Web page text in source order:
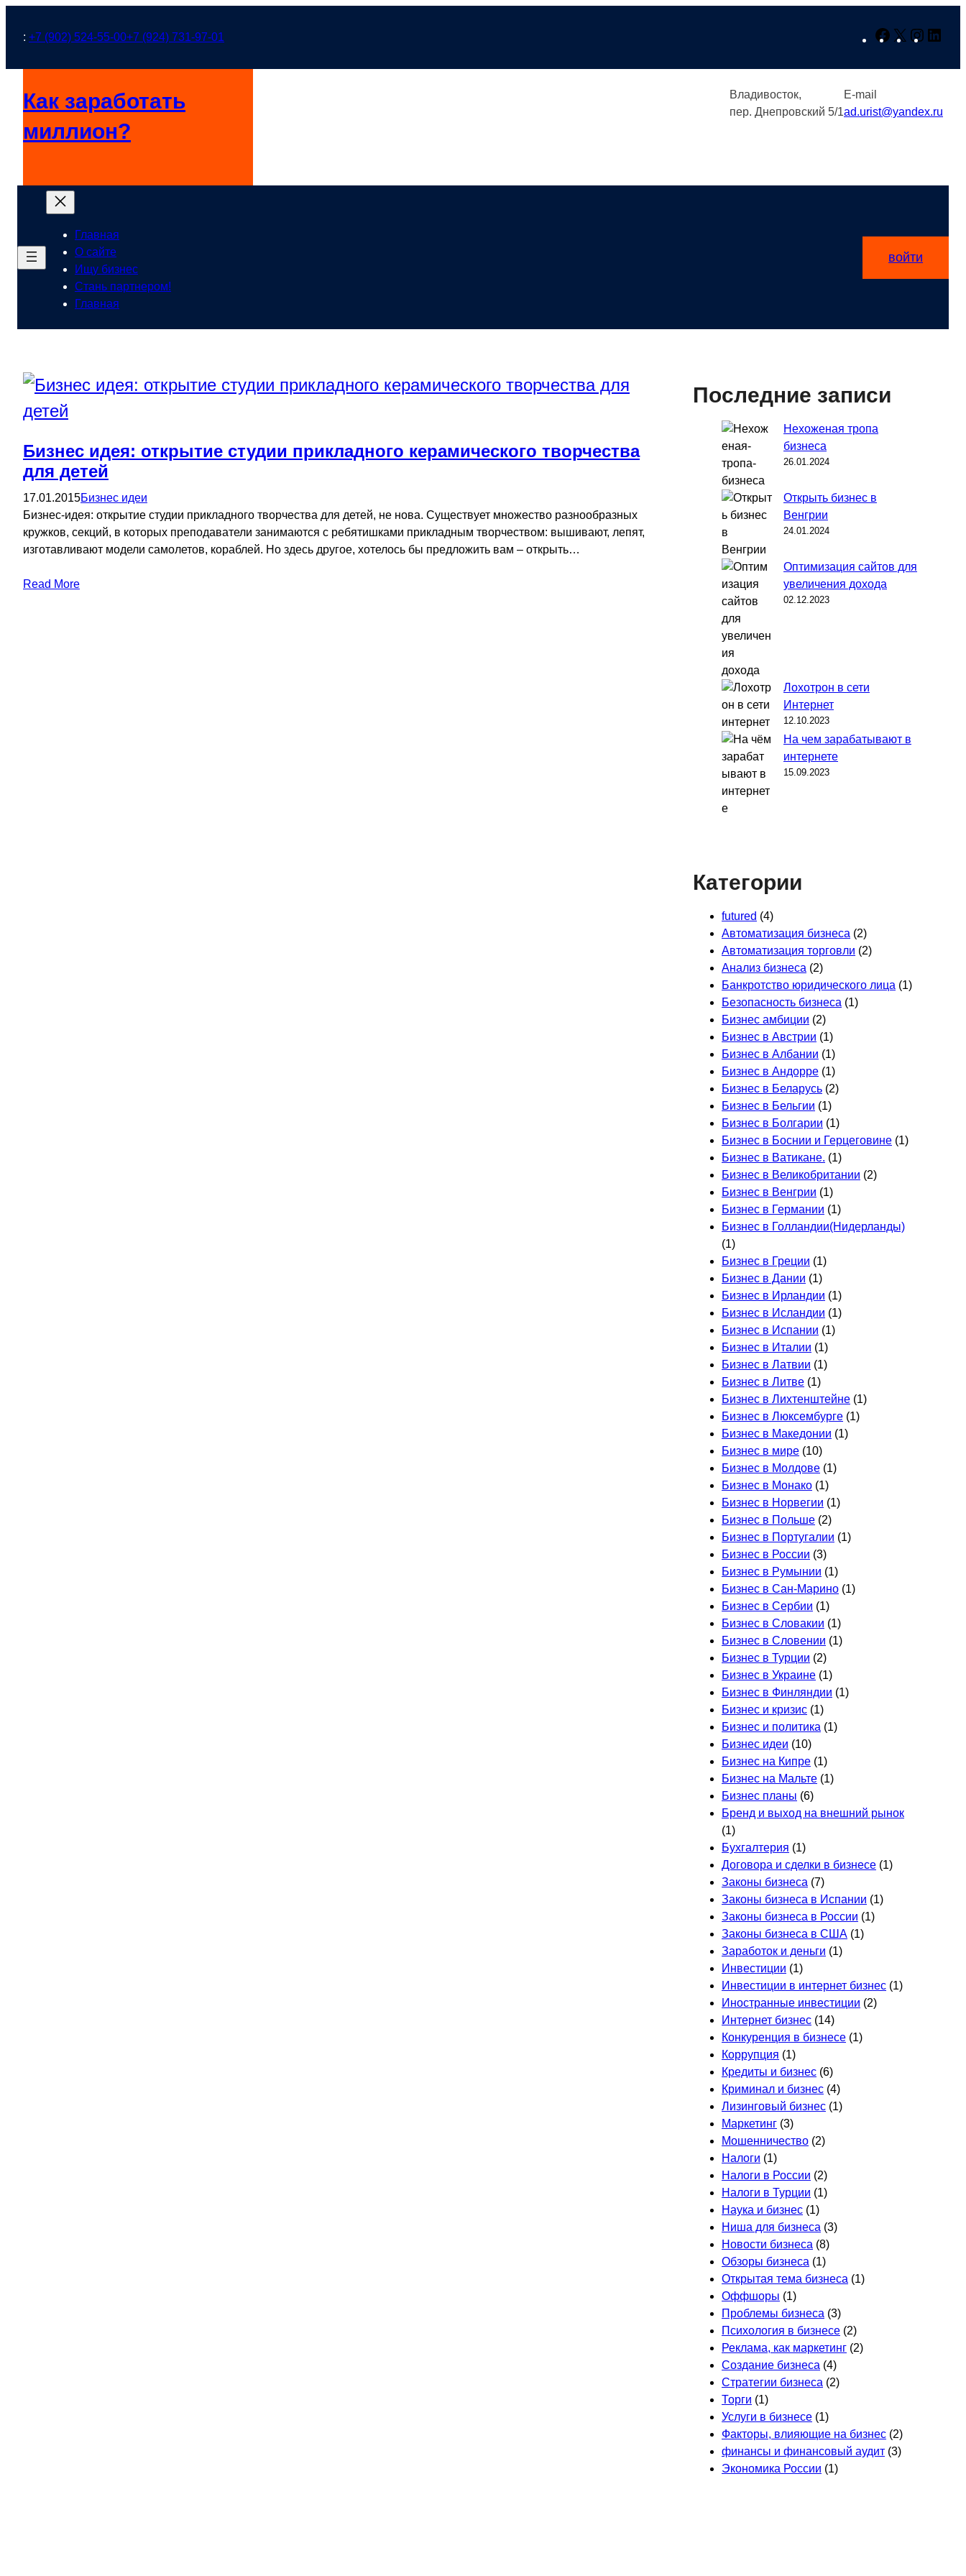
: +7 (902) 524-55-00+7 (924) 731-97-01 Facebook
X
Как заработать
миллион?
Владивосток,
пер. Днепровский 5/1
E-mail
ad.urist@yandex.ru
Главная
О сайте
Ищу бизнес
Стань партнером!
Главная
войти
Бизнес идея: открытие студии прикладного керамического творчества
для детей
17.01.2015Бизнес идеи
Бизнес-идея: открытие студии прикладного творчества для детей, не нова. Существует множество разнообразных
кружков, секций, в которых преподаватели занимаются с ребятишками прикладным творчеством: вышивают, лепят,
изготавливают модели самолетов, кораблей. Но здесь другое, хотелось бы предложить вам – открыть…
Read More
Последние записи
Нехоженая тропа
бизнеса
26.01.2024
Открыть бизнес в
Венгрии
24.01.2024
Оптимизация сайтов для
увеличения дохода
02.12.2023
Лохотрон в сети
Интернет
12.10.2023
На чем зарабатывают в
интернете
15.09.2023
Категории
futured (4)
Автоматизация бизнеса (2)
Автоматизация торговли (2)
Анализ бизнеса (2)
Банкротство юридического лица (1)
Безопасность бизнеса (1)
Бизнес амбиции (2)
Бизнес в Австрии (1)
Бизнес в Албании (1)
Бизнес в Андорре (1)
Бизнес в Беларусь (2)
Бизнес в Бельгии (1)
Бизнес в Болгарии (1)
Бизнес в Боснии и Герцеговине (1)
Бизнес в Ватикане. (1)
Бизнес в Великобритании (2)
Бизнес в Венгрии (1)
Бизнес в Германии (1)
Бизнес в Голландии(Нидерланды)
(1)
Бизнес в Греции (1)
Бизнес в Дании (1)
Бизнес в Ирландии (1)
Бизнес в Исландии (1)
Бизнес в Испании (1)
Бизнес в Италии (1)
Бизнес в Латвии (1)
Бизнес в Литве (1)
Бизнес в Лихтенштейне (1)
Бизнес в Люксембурге (1)
Бизнес в Македонии (1)
Бизнес в мире (10)
Бизнес в Молдове (1)
Бизнес в Монако (1)
Бизнес в Норвегии (1)
Бизнес в Польше (2)
Бизнес в Португалии (1)
Бизнес в России (3)
Бизнес в Румынии (1)
Бизнес в Сан-Марино (1)
Бизнес в Сербии (1)
Бизнес в Словакии (1)
Бизнес в Словении (1)
Бизнес в Турции (2)
Бизнес в Украине (1)
Бизнес в Финляндии (1)
Бизнес и кризис (1)
Бизнес и политика (1)
Бизнес идеи (10)
Бизнес на Кипре (1)
Бизнес на Мальте (1)
Бизнес планы (6)
Бренд и выход на внешний рынок
(1)
Бухгалтерия (1)
Договора и сделки в бизнесе (1)
Законы бизнеса (7)
Законы бизнеса в Испании (1)
Законы бизнеса в России (1)
Законы бизнеса в США (1)
Заработок и деньги (1)
Инвестиции (1)
Инвестиции в интернет бизнес (1)
Иностранные инвестиции (2)
Интернет бизнес (14)
Конкуренция в бизнесе (1)
Коррупция (1)
Кредиты и бизнес (6)
Криминал и бизнес (4)
Лизинговый бизнес (1)
Маркетинг (3)
Мошенничество (2)
Налоги (1)
Налоги в России (2)
Налоги в Турции (1)
Наука и бизнес (1)
Ниша для бизнеса (3)
Новости бизнеса (8)
Обзоры бизнеса (1)
Открытая тема бизнеса (1)
Оффшоры (1)
Проблемы бизнеса (3)
Психология в бизнесе (2)
Реклама, как маркетинг (2)
Создание бизнеса (4)
Стратегии бизнеса (2)
Торги (1)
Услуги в бизнесе (1)
Факторы, влияющие на бизнес (2)
финансы и финансовый аудит (3)
Экономика России (1)